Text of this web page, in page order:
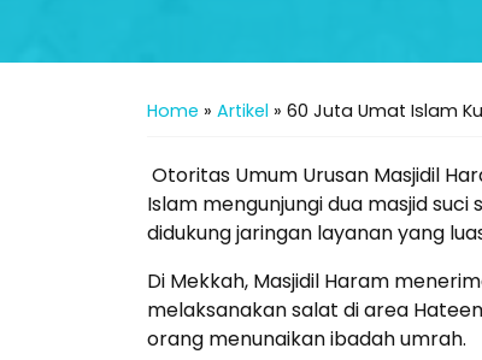
Home » Artikel » 60 Juta Umat Islam
Otoritas Umum Urusan Masjidil
Islam mengunjungi dua masjid suci
didukung jaringan layanan yang
Di Mekkah, Masjidil Haram
melaksanakan salat di area
orang menunaikan ibadah umrah.